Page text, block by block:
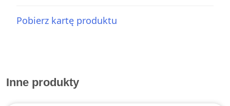
Pobierz kartę produktu
Inne produkty